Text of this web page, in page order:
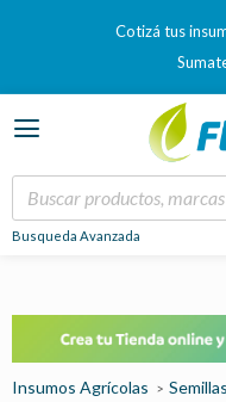
Cotizá tus
Busqueda Avanzada
Insumos Agrícolas